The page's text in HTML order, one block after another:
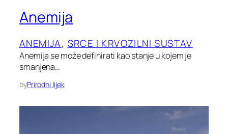
Anemija
ANEMIJA, SRCE I KRVOZILNI SUSTAV
Anemija se može definirati kao stanje u kojem je
smanjena…
byPrirodni lijek